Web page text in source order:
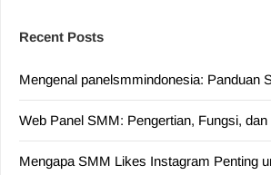
Recent Posts
Mengenal panelsmmindonesia: Panduan
Web Panel SMM: Pengertian, Fungsi, dan
Mengapa SMM Likes Instagram Penting